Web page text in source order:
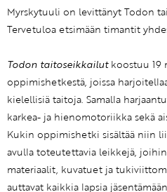
Myrskytuuli on levittänyt Todon
Tervetuloa etsimään timantit
Todon taitoseikkailutkoostuu 19
oppimishetkestä, joissa
kielellisiä taitoja. Samalla
karkea- ja hienomotoriikka sekä
Kukin oppimishetki sisältää niin
avulla toteutettavia leikkejä,
materiaalit, kuvatuet ja
auttavat kaikkia lapsia